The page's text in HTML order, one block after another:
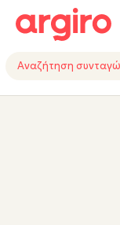
ΥΛΙΚΑΕΚΤΕΛΕΣΗ